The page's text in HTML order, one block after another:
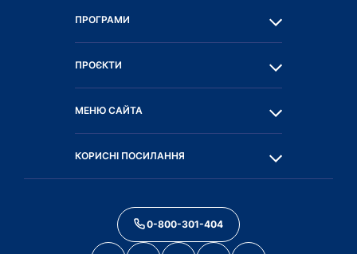
ПРОГРАМИ
ПРОЄКТИ
МЕНЮ САЙТА
КОРИСНІ ПОСИЛАННЯ
0-800-301-404